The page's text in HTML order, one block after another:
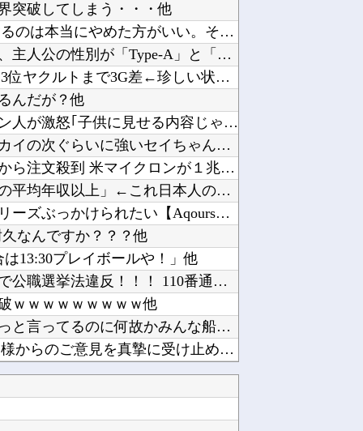
突破してしまう・・・他
「何者にもなれなかった結果、○○するのは本当にやめた方がいい。それやっても自分の価値は上が...
【画像】最新ファイヤーエンブレム、主人公の性別が「Type-A」と「Type-B」になって...
カープ、最下位中日まで1G差なのに3位ヤクルトまで3G差←珍しい状況他
んだが？他
【悲報】ちいかわの映画を見たイラン人が激怒｢子供に見せる内容じゃない｡悪影響は計り知れない...
【ウマ娘】ダビスタ99のセイウンスカイの次ぐらいに強いセイちゃん。他
【復活】「日本製メモリ」に世界中から注文殺到 米マイクロンが１兆５０００億円を表明他
【議論】永住権の条件「日本人世帯の平均年収以上」←これ日本人の半分もクリアできないだろ他
【ラブライブ！】小原鞠莉にファブリーズぶっかけられたい【Aqours】他
なんですか？？？他
13:30プレイボールや！」他
【速報】日本共産党、沖縄県知事選で公職選挙法違反！！！ 110番通報されても辞全くめない件...
ｗｗｗｗｗｗｗｗｗ他
【ホロライブ】船持ってないってずっと言ってるのに何故かみんな船上にいるよね他
ゲーフリ「Beast of Reincarnationは皆様からのご意見を真摯に受け止め継...
韓国人「悲報：日本と韓国の立場が完全に逆転してしまった模様…」→「日本を笑って見てたのに…...
！【乃木坂46】他
ム他